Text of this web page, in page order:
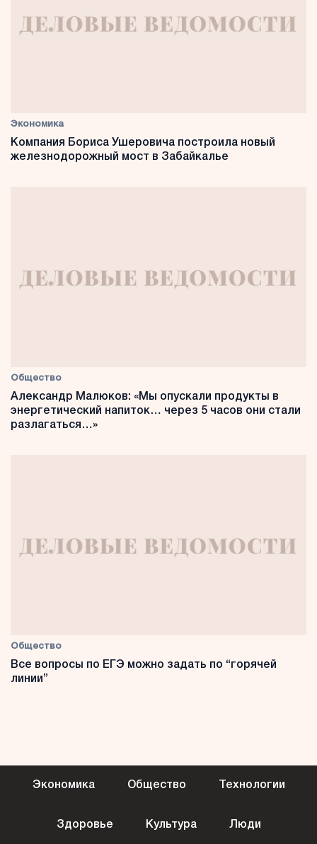
Экономика
Компания Бориса Ушеровича построила новый
железнодорожный мост в Забайкалье
Общество
Александр Малюков: «Мы опускали продукты в
энергетический напиток… через 5 часов они стали
разлагаться…»
Общество
Все вопросы по ЕГЭ можно задать по “горячей
линии”
Экономика Общество Технологии
Здоровье Культура Люди